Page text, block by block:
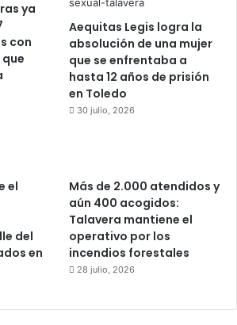
ya
con
Aequitas Legis logra la
absolución de una mujer
que se enfrentaba a
hasta 12 años de prisión
en Toledo
30 julio, 2026
el
del
en
Más de 2.000 atendidos y
aún 400 acogidos:
Talavera mantiene el
operativo por los
incendios forestales
28 julio, 2026